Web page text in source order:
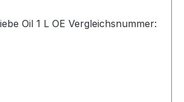
Oil 1 L OE Vergleichsnummer: